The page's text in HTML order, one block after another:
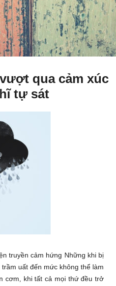
qua cảm xúc
tự sát
truyền cảm hứng Những khi bị
uất đến mức không thể làm
cơm, khi tất cả mọi thứ đều trở